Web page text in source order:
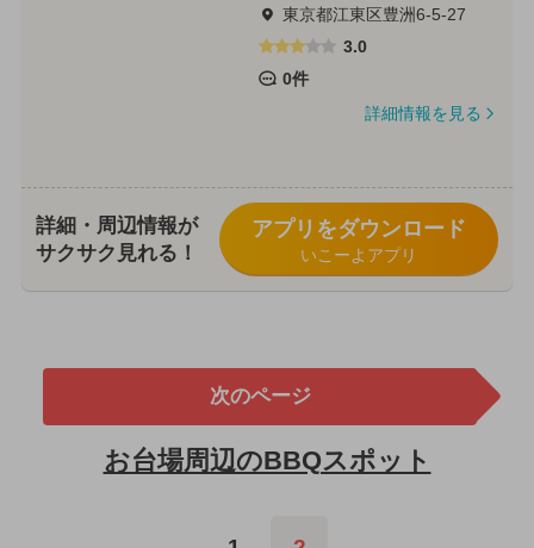
東京都江東区豊洲6-5-27
3.0
0件
詳細情報を見る
詳細・周辺情報が
サクサク見れる！
アプリをダウンロード
いこーよアプリ
次のページ
お台場周辺のBBQスポット